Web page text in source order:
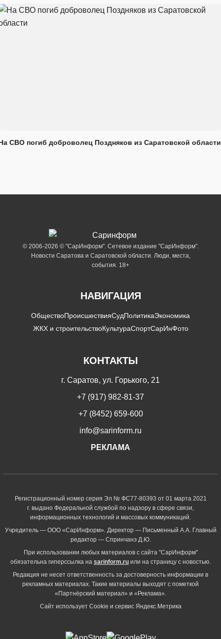
СВО погиб доброволец Поздняков из Саратовской области
© 2006-2026 © "СарИнформ". Сетевое издание "СарИнформ".
Новости Саратова и Саратовской области. Люди, места,
события. 18+
НАВИГАЦИЯ
ОбществоПроисшествияСудПолитикаЭкономика
ЖКХ и строительствоКультураСпортСарИнФото
КОНТАКТЫ
г. Саратов, ул. Горького, 21
+7 (917) 982-81-37
+7 (8452) 659-600
info@sarinform.ru
РЕКЛАМА
Регистрационный номер серия Эл № ФС77-80393 от 01 марта 2021
г. выдано Федеральной службой по надзору в сфере связи,
информационных технологий и массовых коммуникаций.
Учредитель — ООО «СарИнформ». Директор — Письменный А.А. Главный
редактор — Спринчанэ Д.Ю.
При использовании любых материалов с сайта "СарИнформ"
обязательна гиперссылка на sarinform.ru или на страницу с новостью.
Редакция не несет ответственность за достоверность информации в
рекламных материалах. Такие материалы выходят с пометкой
«Партнёрский материал» и «Реклама».
Сайт использует Cookie и сервиc Яндекс.Метрика